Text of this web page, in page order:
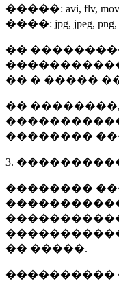
�����: avi, flv,
����: jpg, jpeg,
��
�� � �����
��
��������
3.
��������
�� �����.
����������